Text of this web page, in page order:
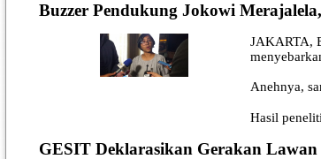
Buzzer Pendukung Jokowi
JAKARTA,
Anehnya,
Hasil
GESIT Deklarasikan Gerakan